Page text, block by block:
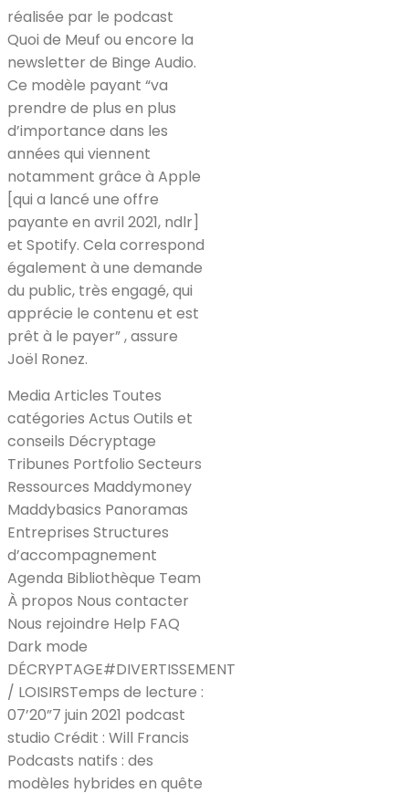
réalisée par le podcast
Quoi de Meuf ou encore la
newsletter de Binge Audio.
Ce modèle payant “va
prendre de plus en plus
d’importance dans les
années qui viennent
notamment grâce à Apple
[qui a lancé une offre
payante en avril 2021, ndlr]
et Spotify. Cela correspond
également à une demande
du public, très engagé, qui
apprécie le contenu et est
prêt à le payer” , assure
Joël Ronez.
Media Articles Toutes
catégories Actus Outils et
conseils Décryptage
Tribunes Portfolio Secteurs
Ressources Maddymoney
Maddybasics Panoramas
Entreprises Structures
d’accompagnement
Agenda Bibliothèque Team
À propos Nous contacter
Nous rejoindre Help FAQ
Dark mode
DÉCRYPTAGE#DIVERTISSEMENT
/ LOISIRSTemps de lecture :
07’20”7 juin 2021 podcast
studio Crédit : Will Francis
Podcasts natifs : des
modèles hybrides en quête